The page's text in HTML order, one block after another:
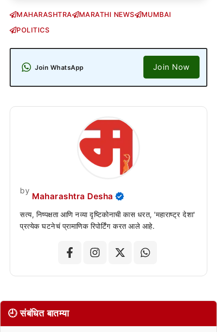
MAHARASHTRA MARATHI NEWS
MUMBAI
POLITICS
Join WhatsApp Join Now
by
Maharashtra Desha
सत्य, निष्पक्षता आणि नव्या दृष्टिकोनाची कास धरत, 'महाराष्ट्र देशा'
प्रत्येक घटनेचं प्रामाणिक रिपोर्टिंग करत आले आहे.
🕘 संबंधित बातम्या